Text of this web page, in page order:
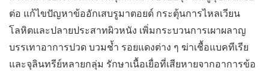
ต่อ แก้ไขปัญหาข้ออักเสบรูมาตอยด์ กระตุ้นการไหลเวียน
โลหิตและปลายประสาทผิวหนัง เพิ่มกระบวนการเผาผลาญ
บรรเทาอาการปวด บวมช้ำ รอยแดงต่าง ๆ ฆ่าเชื้อแบคทีเรีย
และจุลินทรีย์หลายกลุ่ม รักษาเนื้อเยื่อที่เสียหายจากอาการข้อ